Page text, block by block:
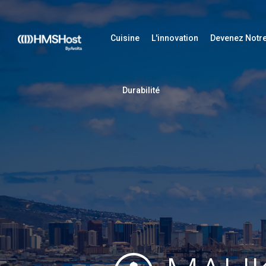
Cuisine L'innovation Devenez
Durabilité